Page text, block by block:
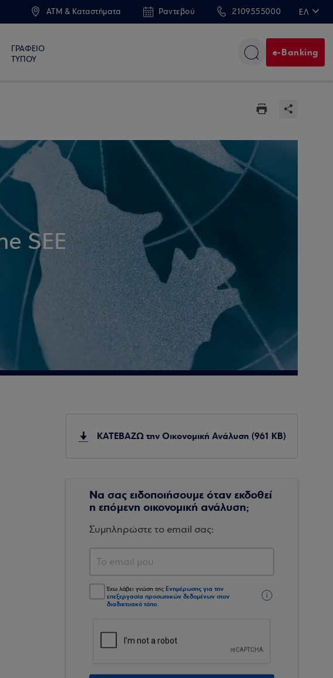
ATM & Καταστήματα Ραντεβού 2109555000 ΕΛ
ΓΡΑΦΕΙΟ
ΤΥΠΟΥ
e-Banking
SEE
ΚΑΤΕΒΑΖΩ την Οικονομική Ανάλυση (961 KB)
Να σας ειδοποιήσουμε όταν εκδοθεί
η επόμενη οικονομική ανάλυση;
Συμπληρώστε το email σας:
Έχω λάβει γνώση της Ενημέρωσης για την
επεξεργασία προσωπικών δεδομένων στον
διαδικτυακό τόπο.